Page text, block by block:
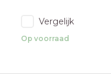
Vergelijk
Op voorraad